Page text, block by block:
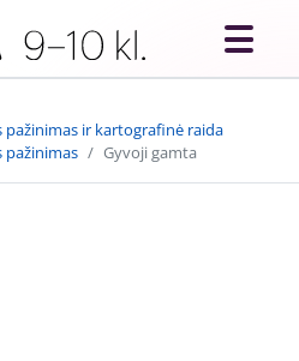
pažinimas ir kartografinė raida
pažinimas
Gyvoji gamta